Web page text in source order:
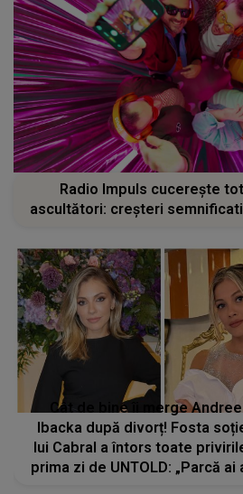
Radio Impuls cucerește
ascultători: creșteri
Cât de bine îi merge
Ibacka după divorț! Fosta
lui Cabral a întors toate
prima zi de UNTOLD: „Parcă ai